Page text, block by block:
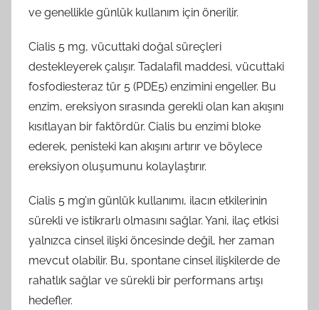
ve genellikle günlük kullanım için önerilir.
Cialis 5 mg, vücuttaki doğal süreçleri
destekleyerek çalışır. Tadalafil maddesi, vücuttaki
fosfodiesteraz tür 5 (PDE5) enzimini engeller. Bu
enzim, ereksiyon sırasında gerekli olan kan akışını
kısıtlayan bir faktördür. Cialis bu enzimi bloke
ederek, penisteki kan akışını artırır ve böylece
ereksiyon oluşumunu kolaylaştırır.
Cialis 5 mg’ın günlük kullanımı, ilacın etkilerinin
sürekli ve istikrarlı olmasını sağlar. Yani, ilaç etkisi
yalnızca cinsel ilişki öncesinde değil, her zaman
mevcut olabilir. Bu, spontane cinsel ilişkilerde de
rahatlık sağlar ve sürekli bir performans artışı
hedefler.